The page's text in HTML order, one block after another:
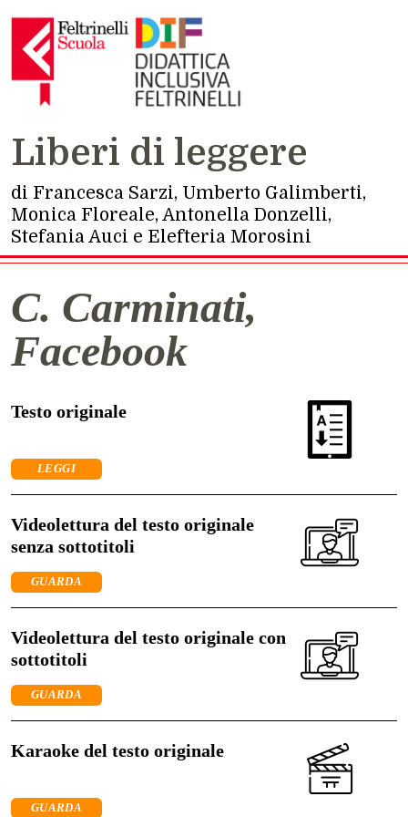
Navigazione principale
Liberi di leggere
di Francesca Sarzi, Umberto Galimberti,
Monica Floreale, Antonella Donzelli,
Stefania Auci e Elefteria Morosini
C. Carminati,
Facebook
Testo originale
LEGGI
Videolettura del testo originale
senza sottotitoli
GUARDA
Videolettura del testo originale con
sottotitoli
GUARDA
Karaoke del testo originale
GUARDA